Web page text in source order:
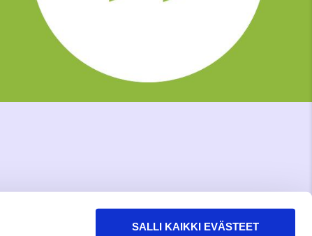
SALLI KAIKKI EVÄSTEET